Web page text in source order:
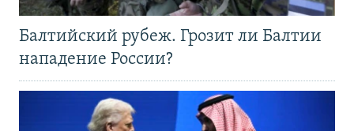
Балтийский рубеж. Грозит ли Балтии
нападение России?